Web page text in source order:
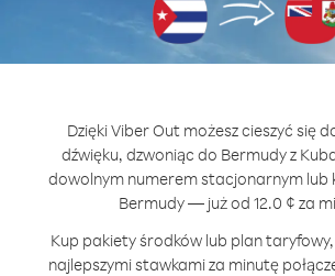
Dzięki Viber Out możesz cieszyć się
dźwięku, dzwoniąc do Bermudy z
dowolnym numerem stacjonarnym lub
Bermudy — już od 12.0 ¢ za
Kup pakiety środków lub plan
najlepszymi stawkami za minutę